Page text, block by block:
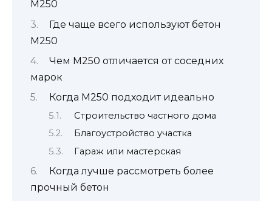
М250
Где чаще всего используют бетон
М250
Чем М250 отличается от соседних
марок
Когда М250 подходит идеально
Строительство частного дома
Благоустройство участка
Гараж или мастерская
Когда лучше рассмотреть более
прочный бетон